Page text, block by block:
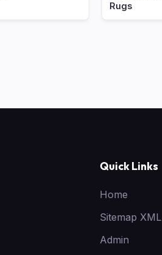
Rugs
Quick Links
Home
Sitemap XML
Admin